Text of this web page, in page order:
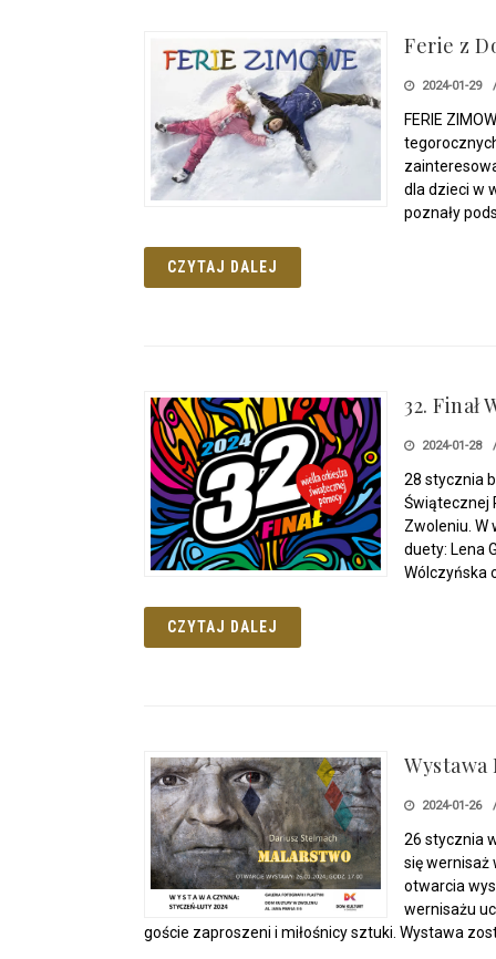
Ferie z
2024-01-29
FERIE
dla dzieci w
poznały
CZYTAJ DALEJ
32. Finał
2024-01-28
28 stycznia
Świątecznej
Zwoleniu. W
duety: Lena
Wólczyńska
CZYTAJ DALEJ
2024-01-26
26 stycznia
się wernisaż
otwarcia
wernisażu
goście zaproszeni i miłośnicy sztuki. Wystawa